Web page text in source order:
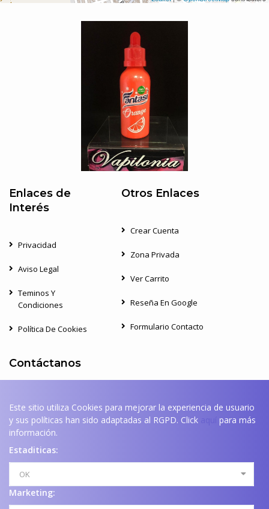
Enlaces de
Interés
Privacidad
Aviso Legal
Teminos Y
Condiciones
Política De Cookies
Otros Enlaces
Crear Cuenta
Zona Privada
Ver Carrito
Reseña En Google
Formulario Contacto
Contáctanos
Av. la Laguna, 33,47140,Laguna de Duero
TELÉFONO
677 61 22 00
info@vapilonia.com
Este sitio utiliza Cookies para mejorar la experiencia de usuario
y sus políticas han sido adaptadas al RGPD. Click
para más
información.
Estaditicas:
OK
Marketing: